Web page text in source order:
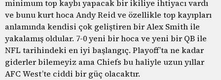
minimum top kaybı yapacak bir ikiliye ihtiyacı vardı
ve bunu kurt hoca Andy Reid ve özellikle top kayıpları
anlamında kendisi çok geliştiren bir Alex Smith ile
yakalamış oldular. 7-0 yeni bir hoca ve yeni bir QB ile
NFL tarihindeki en iyi başlangıç. Playoff’ta ne kadar
giderler bilemeyiz ama Chiefs bu haliyle uzun yıllar
AFC West’te ciddi bir güç olacaktır.